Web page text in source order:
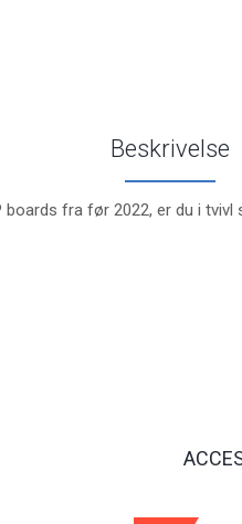
Beskrivelse
boards fra før 2022, er du i tvivl